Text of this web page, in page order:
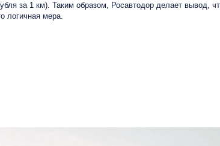
за 1 км). Таким образом, Росавтодор делает вывод,
логичная мера.